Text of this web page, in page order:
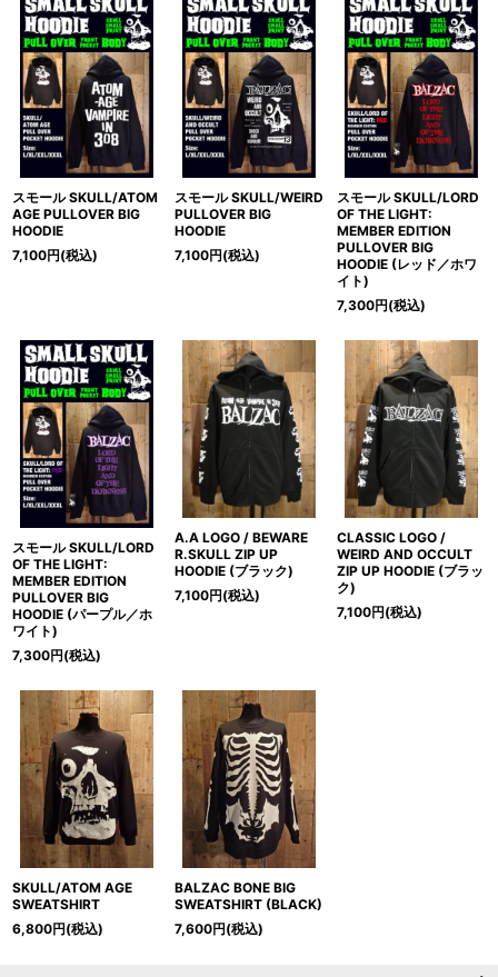
スモール SKULL/ATOM
AGE PULLOVER BIG
HOODIE
7,100円(税込)
スモール SKULL/WEIRD
PULLOVER BIG
HOODIE
7,100円(税込)
スモール SKULL/LORD
OF THE LIGHT:
MEMBER EDITION
PULLOVER BIG
HOODIE (レッド／ホワ
イト)
7,300円(税込)
スモール SKULL/LORD
OF THE LIGHT:
MEMBER EDITION
PULLOVER BIG
HOODIE (パープル／ホ
ワイト)
7,300円(税込)
A.A LOGO / BEWARE
R.SKULL ZIP UP
HOODIE (ブラック)
7,100円(税込)
CLASSIC LOGO /
WEIRD AND OCCULT
ZIP UP HOODIE (ブラッ
ク)
7,100円(税込)
SKULL/ATOM AGE
SWEATSHIRT
6,800円(税込)
BALZAC BONE BIG
SWEATSHIRT (BLACK)
7,600円(税込)